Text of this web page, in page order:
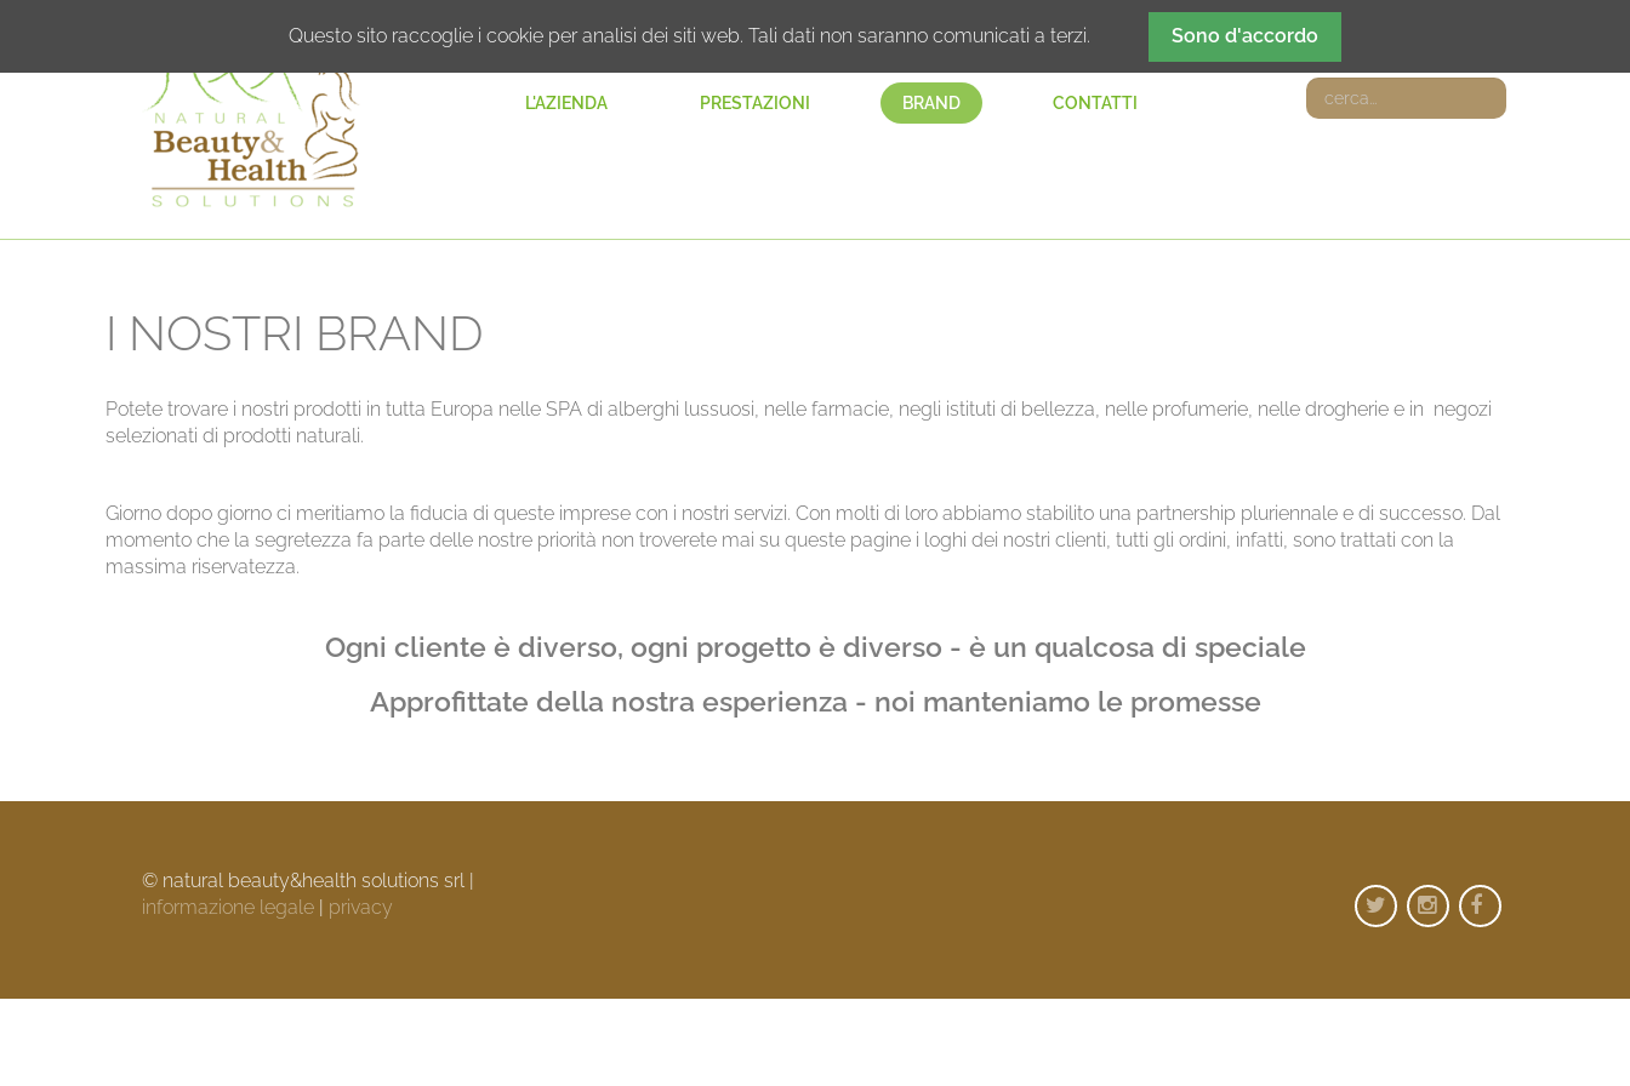
L'AZIENDA PRESTAZIONI BRAND CONTATTI
I NOSTRI BRAND
Potete trovare i nostri prodotti in tutta Europa nelle SPA di alberghi lussuosi, nelle farmacie, negli istituti di bellezza, nelle profumerie, nelle drogherie e in negozi
selezionati di prodotti naturali.
Giorno dopo giorno ci meritiamo la fiducia di queste imprese con i nostri servizi. Con molti di loro abbiamo stabilito una partnership pluriennale e di successo. Dal
momento che la segretezza fa parte delle nostre priorità non troverete mai su queste pagine i loghi dei nostri clienti, tutti gli ordini, infatti, sono trattati con la
massima riservatezza.
Ogni cliente è diverso, ogni progetto è diverso - è un qualcosa di speciale
Approfittate della nostra esperienza - noi manteniamo le promesse
© natural beauty&health solutions srl |
informazione legale | privacy
Questo sito raccoglie i cookie per analisi dei siti web. Tali dati non saranno comunicati a terzi. Sono d'accordo